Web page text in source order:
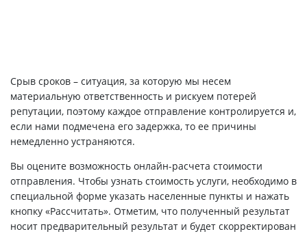
Срыв сроков – ситуация, за которую мы несем
материальную ответственность и рискуем потерей
репутации, поэтому каждое отправление контролируется и,
если нами подмечена его задержка, то ее причины
немедленно устраняются.
Вы оцените возможность онлайн-расчета стоимости
отправления. Чтобы узнать стоимость услуги, необходимо в
специальной форме указать населенные пункты и нажать
кнопку «Рассчитать». Отметим, что полученный результат
носит предварительный результат и будет скорректирован